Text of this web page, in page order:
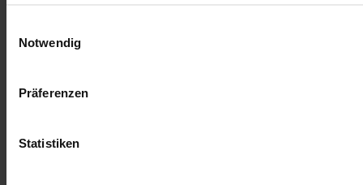
Notwendig
Präferenzen
Statistiken